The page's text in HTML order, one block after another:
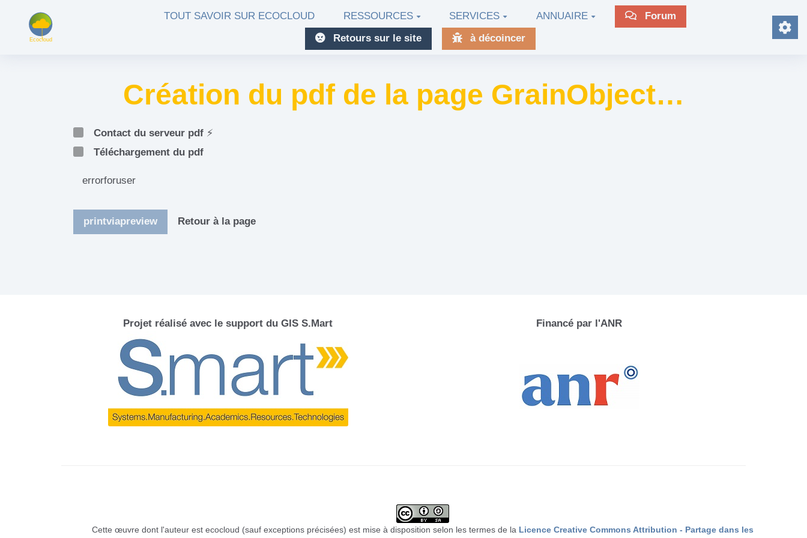
Aller au contenu principal TOUT SAVOIR SUR ECOCLOUD RESSOURCES SERVICES ANNUAIRE
Forum
Retours sur le site
à décoincer
Création du pdf de la page GrainObject…
Contact du serveur pdf ⚡
Téléchargement du pdf
errorforuser
printviapreview Retour à la page
Projet réalisé avec le support du GIS S.Mart Financé par l'ANR
Cette œuvre dont l'auteur est ecocloud (sauf exceptions précisées) est mise à disposition selon les termes de la Licence Creative Commons Attribution - Partage dans les